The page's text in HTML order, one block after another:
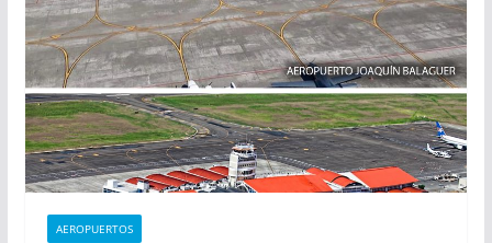
AEROPUERTOS